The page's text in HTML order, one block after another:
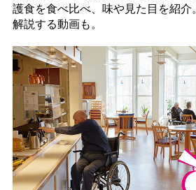
護食を食べ比べ、味や見た目を紹介
解説する動画も。